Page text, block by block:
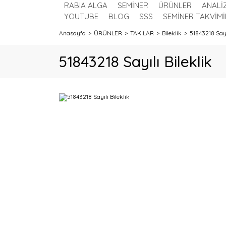
RABIA ALGA SEMİNER ÜRÜNLER
YOUTUBE
BLOG SSS SEMİNER
Anasayfa ÜRÜNLER TAKILAR Bileklik 51843218
51843218 Sayılı Bileklik